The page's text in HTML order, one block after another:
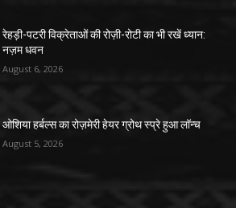
रेहड़ी-पटरी विक्रेताओं की रोज़ी-रोटी का भी रखें ध्यान:
नज़म धवन
August 6, 2026
ओशिया हर्बल्स का रोज़मेरी हेयर ग्रोथ स्प्रे हुआ लॉन्च
August 5, 2026